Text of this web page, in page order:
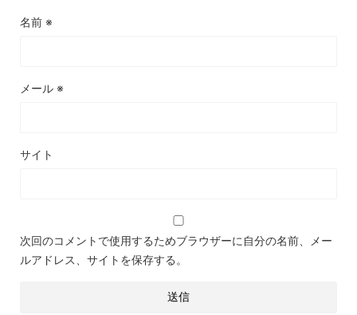
名前 ※
メール ※
サイト
次回のコメントで使用するためブラウザーに自分の名前、メー
ルアドレス、サイトを保存する。